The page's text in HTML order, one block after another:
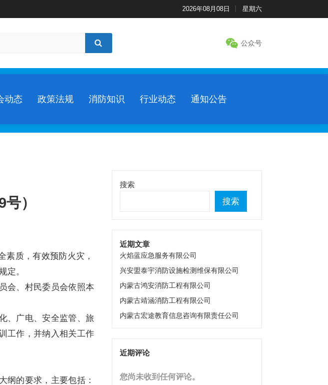
2026年08月08日 星期六
公众号
动态 政策法规 消防知识 行业动态 通知公告
）
质，有效预防火灾，
定。
会、村民委员会依照本
、广电、安全监管、旅
工作，并纳入相关工作
纲的要求，主要包括：
搜索
搜索
近期文章
火焰蓝应急服务有限公司
兴安盟泰宇消防设施检测维保有限公司
内蒙古鸿安消防工程有限公司
内蒙古靖涵消防工程有限公司
内蒙古宏途教育信息咨询有限责任公司
近期评论
您尚未收到任何评论。